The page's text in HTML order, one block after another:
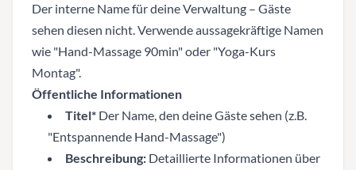
Der interne Name für deine Verwaltung – Gäste
sehen diesen nicht. Verwende aussagekräftige Namen
wie "Hand-Massage 90min" oder "Yoga-Kurs
Montag".
Öffentliche Informationen
Titel* Der Name, den deine Gäste sehen (z.B.
"Entspannende Hand-Massage")
Beschreibung: Detaillierte Informationen über